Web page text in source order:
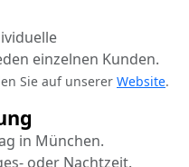
in München.
oder Nachtzeit.
einzelnen Kunden.
Sie auf unserer Website.